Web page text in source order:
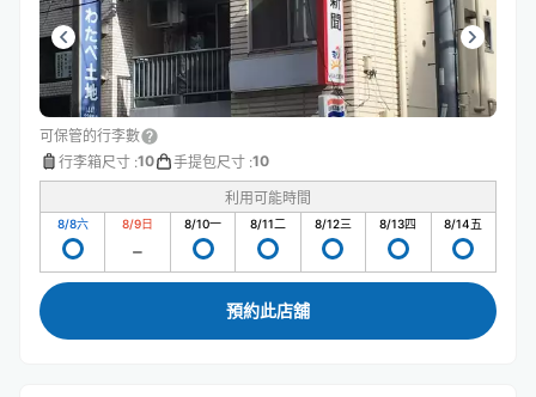
可保管的行李數
行李箱尺寸 :10 手提包尺寸 :10
利用可能時間
8/8六 8/9日 8/10一 8/11二 8/12三 8/13四 8/14五
預約此店舖